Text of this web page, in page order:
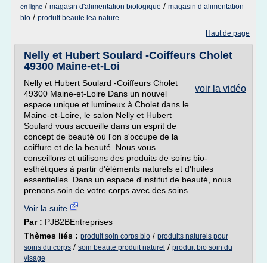
en ligne / magasin d'alimentation biologique / magasin d alimentation
bio / produit beaute lea nature
Haut de page
Nelly et Hubert Soulard -Coiffeurs Cholet
49300 Maine-et-Loi
voir la vidéo
Nelly et Hubert Soulard -Coiffeurs Cholet
49300 Maine-et-Loire Dans un nouvel
espace unique et lumineux à Cholet dans le
Maine-et-Loire, le salon Nelly et Hubert
Soulard vous accueille dans un esprit de
concept de beauté où l'on s'occupe de la
coiffure et de la beauté. Nous vous
conseillons et utilisons des produits de soins bio-
esthétiques à partir d'éléments naturels et d'huiles
essentielles. Dans un espace d'institut de beauté, nous
prenons soin de votre corps avec des soins...
Voir la suite
Par : PJB2BEntreprises
Thèmes liés : produit soin corps bio / produits naturels pour
soins du corps / soin beaute produit naturel / produit bio soin du
visage